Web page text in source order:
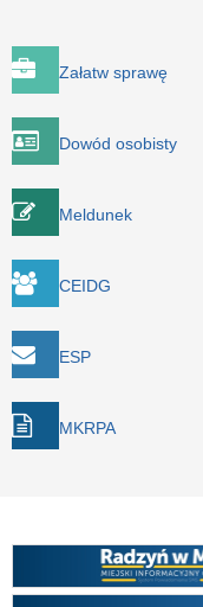
Załatw sprawę
Dowód osobisty
Meldunek
CEIDG
ESP
MKRPA